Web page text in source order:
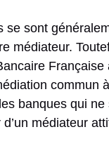
se sont
médiateur.
Française
commun
banques qui ne
médiateur